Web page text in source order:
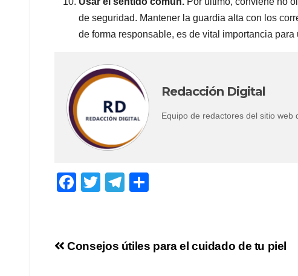
de seguridad. Mantener la guardia alta con los
de forma responsable, es de vital importancia
Redacción Digital
Equipo de redactores del sitio web
F
e
T
er
T
gr p
ar
Navegación
Consejos útiles para el cuidado de tu piel